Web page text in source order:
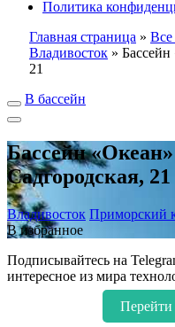
Политика
Главная страница » Все
Владивосток » Бассейн
21
В бассейн
Бассейн
Садгородская, 21
Владивосток Приморский
В избранное
Подписывайтесь на
интересное из мира
Перейти